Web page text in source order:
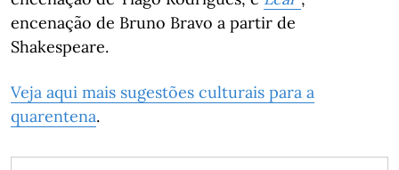
encenação de Bruno Bravo a partir de
Shakespeare.
Veja aqui mais sugestões culturais para a
quarentena.